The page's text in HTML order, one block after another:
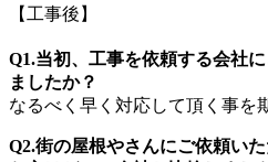
【工事後】
Q1.当初、工事を依頼する会社
ましたか？
なるべく早く対応して頂く事を
Q2.街の屋根やさんにご依頼い